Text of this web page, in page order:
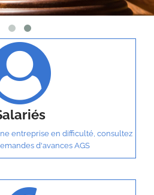
entreprise en difficulté, consultez
d'avances AGS